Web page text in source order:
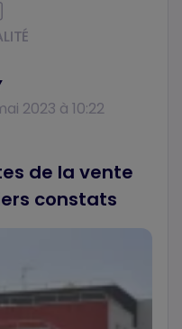
2023 à 10:22
de la vente
constats